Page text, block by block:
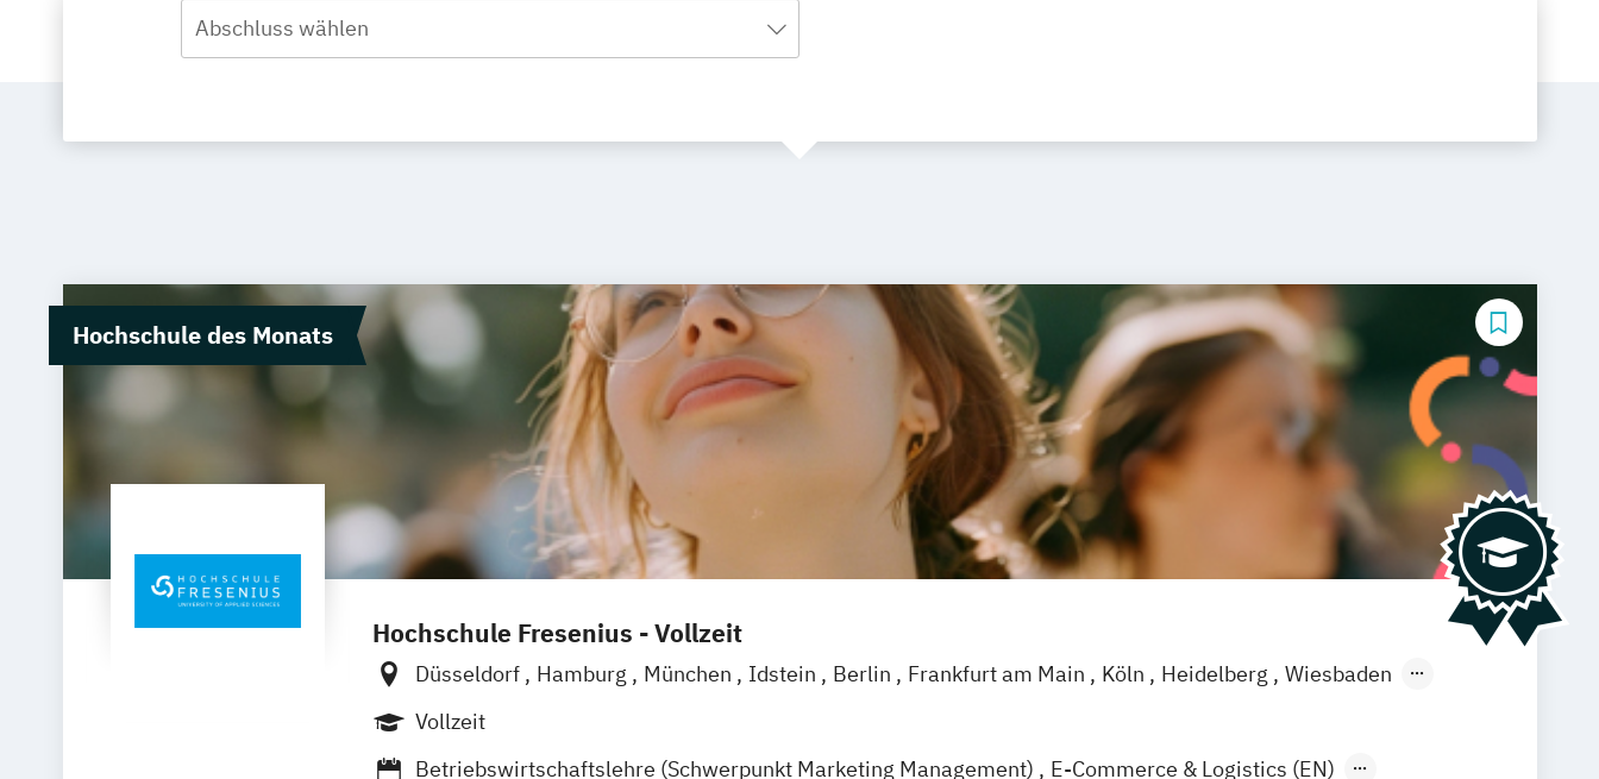
Abschluss wählen
Hochschule des Monats
Hochschule Fresenius - Vollzeit
Düsseldorf Hamburg München Idstein Berlin Frankfurt am Main Köln Heidelberg
Wiesbaden
Wolfenbüttel
Vollzeit
Betriebswirtschaftslehre (Schwerpunkt Marketing Management)
E-Commerce & Logistics (EN)